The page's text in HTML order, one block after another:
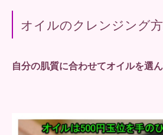
オイルのクレンジング
自分の肌質に合わせてオイルを選